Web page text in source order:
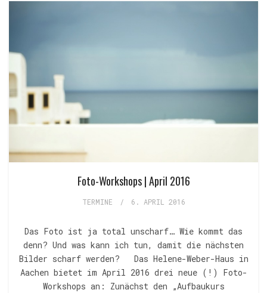
Foto-Workshops | April 2016
TERMINE / 6. APRIL 2016
Das Foto ist ja total unscharf… Wie kommt das
denn? Und was kann ich tun, damit die nächsten
Bilder scharf werden? Das Helene-Weber-Haus in
Aachen bietet im April 2016 drei neue (!) Foto-
Workshops an: Zunächst den „Aufbaukurs